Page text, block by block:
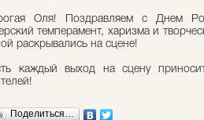
Оля! Поздравляем с Днем
темперамент, харизма и
раскрывались на сцене!
каждый выход на сцену
Поделиться…